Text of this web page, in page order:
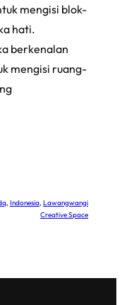
mengisi blok-
hati.
berkenalan
mengisi ruang-
, Indonesia, Lawangwangi
Creative Space